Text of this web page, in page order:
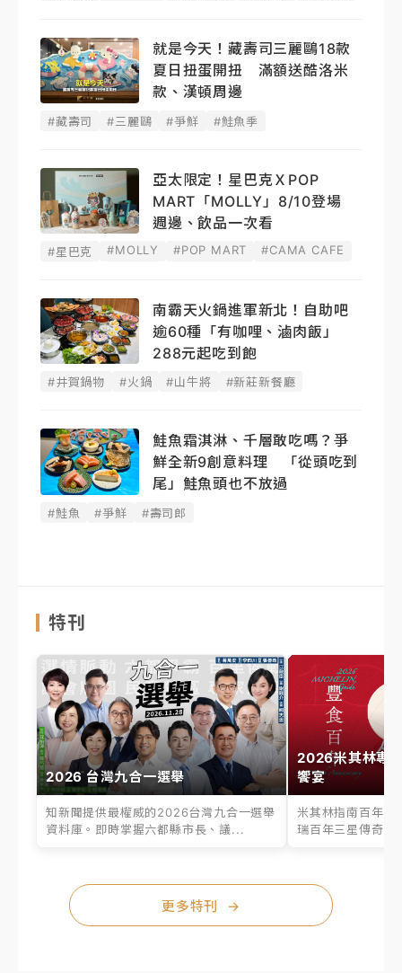
就是今天！藏壽司三麗鷗18款
夏日扭蛋開扭 滿額送酷洛米
款、漢頓周邊
#藏壽司 #三麗鷗 #爭鮮 #鮭魚季
亞太限定！星巴克ＸPOP
MART「MOLLY」8/10登場
週邊、飲品一次看
#星巴克 #MOLLY #POP MART #CAMA CAFE
南霸天火鍋進軍新北！自助吧
逾60種「有咖哩、滷肉飯」
288元起吃到飽
#井賀鍋物 #火鍋 #山牛將 #新莊新餐廳
鮭魚霜淇淋、千層敢吃嗎？爭
鮮全新9創意料理 「從頭吃到
尾」鮭魚頭也不放過
#鮭魚 #爭鮮 #壽司郎
特刊
2026 台灣九合一選舉
知新聞提供最權威的2026台灣九合一選舉
資料庫。即時掌握六都縣市長、議...
2026米其林專
饗宴
米其林指南百年之
瑞百年三星傳奇、
更多特刊 →